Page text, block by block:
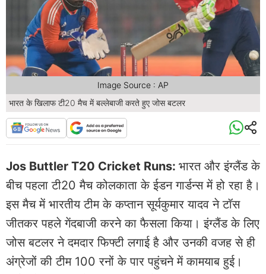
भारत के खिलाफ टी20 मैच में बल्लेबाजी करते हुए जोस बटलर
Image Source : AP
Jos Buttler T20 Cricket Runs: भारत और इंग्लैंड के
बीच पहला टी20 मैच कोलकाता के ईडन गार्डन्स में हो रहा है।
इस मैच में भारतीय टीम के कप्तान सूर्यकुमार यादव ने टॉस
जीतकर पहले गेंदबाजी करने का फैसला किया। इंग्लैंड के लिए
जोस बटलर ने दमदार फिफ्टी लगाई है और उनकी वजह से ही
अंग्रेजों की टीम 100 रनों के पार पहुंचने में कामयाब हुई।